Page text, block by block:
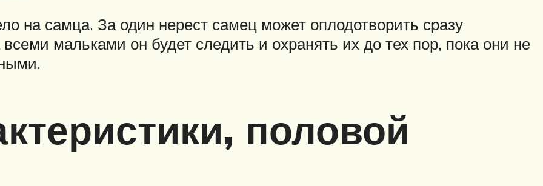
на самца. За один нерест самец может оплодотворить сразу
всеми мальками он будет следить и охранять их до тех пор, пока они не
половой